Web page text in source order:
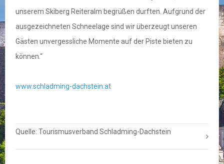
unserem Skiberg Reiteralm begrüßen durften. Aufgrund der
ausgezeichneten Schneelage sind wir überzeugt unseren
Gästen unvergessliche Momente auf der Piste bieten zu
können.“
www.schladming-dachstein.at
Quelle: Tourismusverband Schladming-Dachstein